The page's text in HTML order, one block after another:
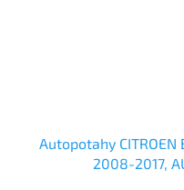
Autopotahy CITROEN
2008-2017,